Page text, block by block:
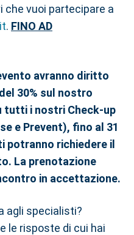
che vuoi partecipare a
. FINO AD
avranno diritto
30% sul nostro
tutti i nostri Check-up
e Prevent), fino al 31
potranno richiedere il
La prenotazione
in accettazione.
agli specialisti?
le risposte di cui hai